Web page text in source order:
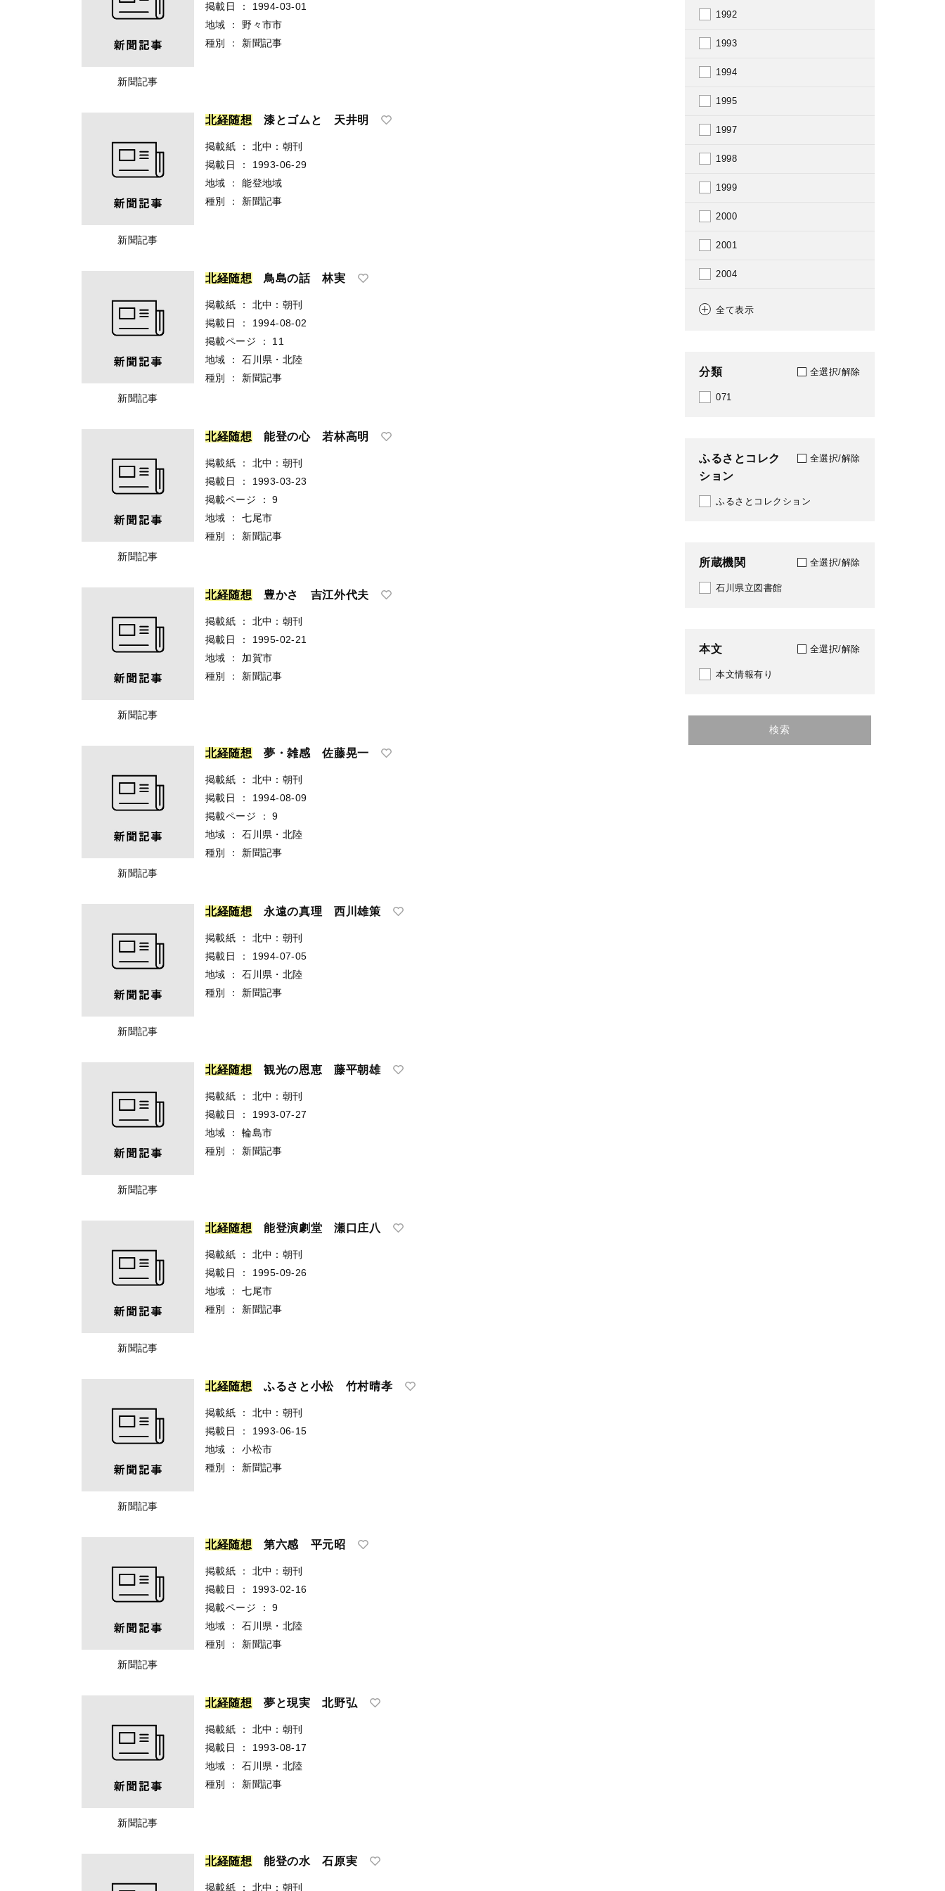
新聞記事
掲載日
：
1994-03-01
地域
：
野々市市
種別
： 新聞記事
新聞記事
北経随想 漆とゴムと 天井明
掲載紙 ：
北中：朝刊
掲載日
：
1993-06-29
地域
：
能登地域
種別
： 新聞記事
新聞記事
北経随想 鳥島の話 林実
掲載紙 ：
北中：朝刊
掲載日
：
1994-08-02
掲載ページ
：
11
地域
：
石川県・北陸
種別
： 新聞記事
新聞記事
北経随想 能登の心 若林高明
掲載紙 ：
北中：朝刊
掲載日
：
1993-03-23
掲載ページ
：
9
地域
：
七尾市
種別
： 新聞記事
新聞記事
北経随想 豊かさ 吉江外代夫
掲載紙 ：
北中：朝刊
掲載日
：
1995-02-21
地域
：
加賀市
種別
： 新聞記事
新聞記事
北経随想 夢・雑感 佐藤晃一
掲載紙 ：
北中：朝刊
掲載日
：
1994-08-09
掲載ページ
：
9
地域
：
石川県・北陸
種別
： 新聞記事
新聞記事
北経随想 永遠の真理 西川雄策
掲載紙 ：
北中：朝刊
掲載日
：
1994-07-05
地域
：
石川県・北陸
種別
： 新聞記事
新聞記事
北経随想 観光の恩恵 藤平朝雄
掲載紙 ：
北中：朝刊
掲載日
：
1993-07-27
地域
：
輪島市
種別
： 新聞記事
新聞記事
北経随想 能登演劇堂 瀬口庄八
掲載紙 ：
北中：朝刊
掲載日
：
1995-09-26
地域
：
七尾市
種別
： 新聞記事
新聞記事
北経随想 ふるさと小松 竹村晴孝
掲載紙 ：
北中：朝刊
掲載日
：
1993-06-15
地域
：
小松市
種別
： 新聞記事
新聞記事
北経随想 第六感 平元昭
掲載紙 ：
北中：朝刊
掲載日
：
1993-02-16
掲載ページ
：
9
地域
：
石川県・北陸
種別
： 新聞記事
新聞記事
北経随想 夢と現実 北野弘
掲載紙 ：
北中：朝刊
掲載日
：
1993-08-17
地域
：
石川県・北陸
種別
： 新聞記事
北経随想 能登の水 石原実
掲載紙 ： 北中：朝刊
1992
1993
1994
1995
1997
1998
1999
2000
2001
2004
2007
2014
2015
全て表示
分類 全選択/解除
071
ふるさとコレク
ション
全選択/解除
ふるさとコレクション
所蔵機関 全選択/解除
石川県立図書館
本文 全選択/解除
本文情報有り
検索